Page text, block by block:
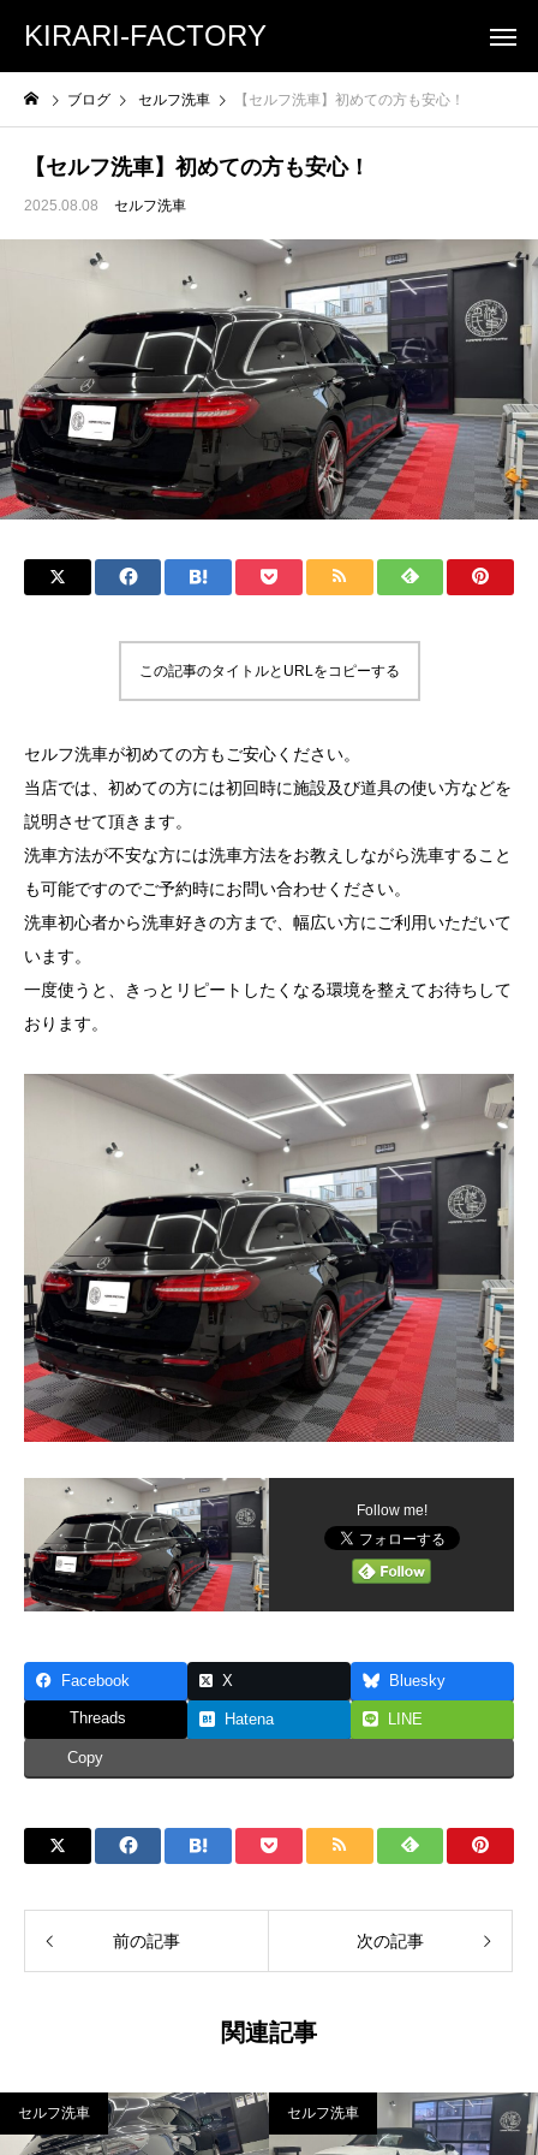
KIRARI-FACTORY
ブログ セルフ洗車 【セルフ洗車】初めての方も安心！
【セルフ洗車】初めての方も安心！
2025.08.08 セルフ洗車
この記事のタイトルとURLをコピーする
セルフ洗車が初めての方もご安心ください。
当店では、初めての方には初回時に施設及び道具の使い方などを
説明させて頂きます。
洗車方法が不安な方には洗車方法をお教えしながら洗車すること
も可能ですのでご予約時にお問い合わせください。
洗車初心者から洗車好きの方まで、幅広い方にご利用いただいて
います。
一度使うと、きっとリピートしたくなる環境を整えてお待ちして
おります。
Follow me!
Facebook X Bluesky
Threads Hatena LINE
Copy
前の記事 次の記事
関連記事
セルフ洗車 セルフ洗車